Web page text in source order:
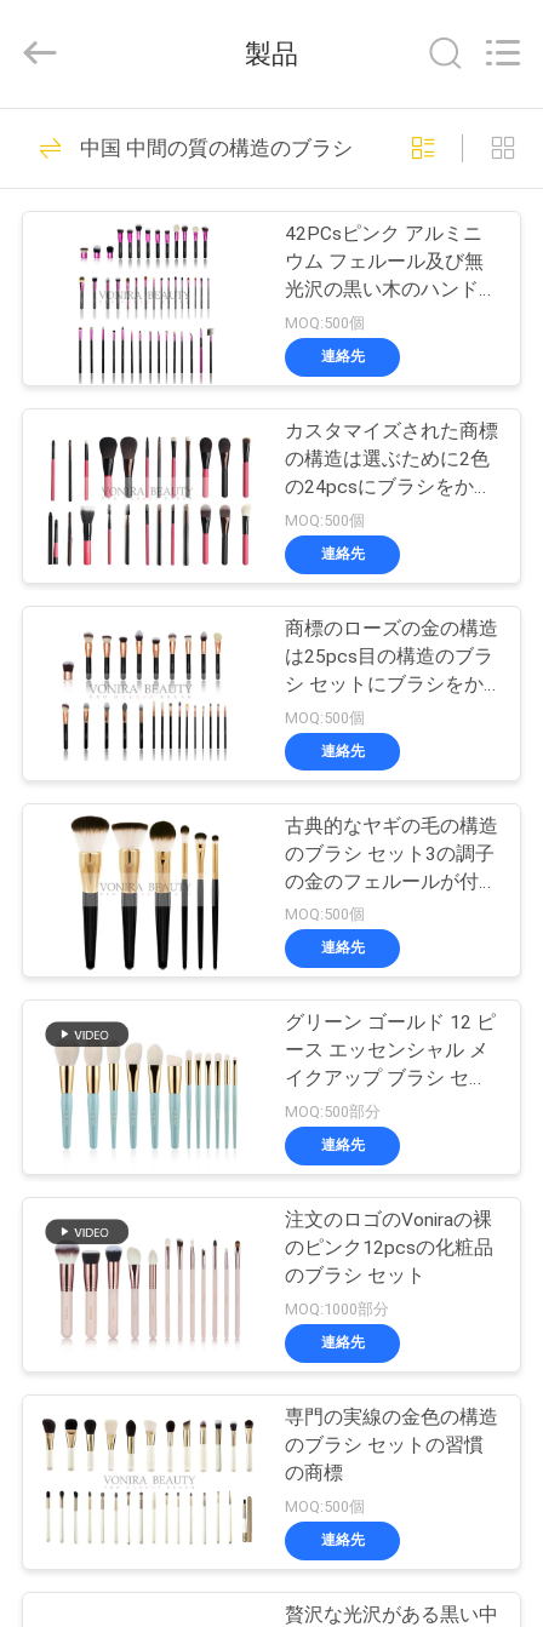
プ
ト
に
行
理
PRIVACY
POLICY
2017
Reserved.
贅沢な構造のブラ
シ
99
良質の構造のブラ
シ
142
商標の構造のブラ
シ
167
自然な毛の構造のブ
ラシ
総合的な構造のブラ
シ
89
専門の構造のブラ
シ セット
25
製品
中国 中間の質の構造のブラシ
42PCsピンク アルミニ
ウム フェルール及び無
光沢の黒い木のハンドル
が付いている実線の化粧
品の構造のブラシ セッ
ト
MOQ:500個
連絡先
カスタマイズされた商標
の構造は選ぶために2色
の24pcsにブラシをかけ
ます
MOQ:500個
連絡先
商標のローズの金の構造
は25pcs目の構造のブラ
シ セットにブラシをか
けます
MOQ:500個
連絡先
古典的なヤギの毛の構造
のブラシ セット3の調子
の金のフェルールが付い
ている自然な毛の構造の
ブラシ
MOQ:500個
連絡先
グリーン ゴールド 12 ピ
ース エッセンシャル メ
イクアップ ブラシ セッ
ト カスタム プライベー
ト ラベ付き
MOQ:500部分
連絡先
注文のロゴのVoniraの裸
のピンク12pcsの化粧品
のブラシ セット
MOQ:1000部分
連絡先
専門の実線の金色の構造
のブラシ セットの習慣
の商標
MOQ:500個
連絡先
贅沢な光沢がある黒い中